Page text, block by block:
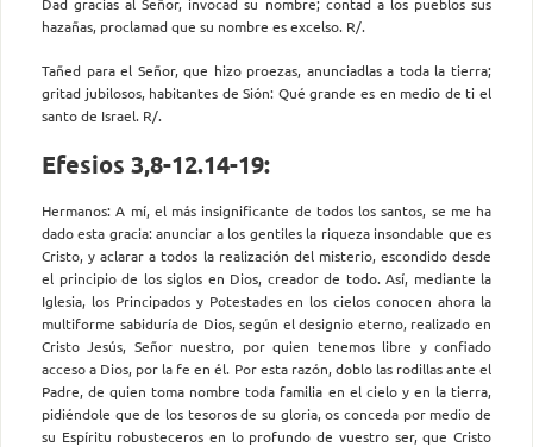
hazañas, proclamad que su nombre es excelso. R/.
Tañed para el Señor, que hizo proezas, anunciadlas a toda la tierra;
gritad jubilosos, habitantes de Sión: Qué grande es en medio de ti el
santo de Israel. R/.
Efesios 3,8-12.14-19:
Hermanos: A mí, el más insignificante de todos los santos, se me ha
dado esta gracia: anunciar a los gentiles la riqueza insondable que es
Cristo, y aclarar a todos la realización del misterio, escondido desde
el principio de los siglos en Dios, creador de todo. Así, mediante la
Iglesia, los Principados y Potestades en los cielos conocen ahora la
multiforme sabiduría de Dios, según el designio eterno, realizado en
Cristo Jesús, Señor nuestro, por quien tenemos libre y confiado
acceso a Dios, por la fe en él. Por esta razón, doblo las rodillas ante el
Padre, de quien toma nombre toda familia en el cielo y en la tierra,
pidiéndole que de los tesoros de su gloria, os conceda por medio de
su Espíritu robusteceros en lo profundo de vuestro ser, que Cristo